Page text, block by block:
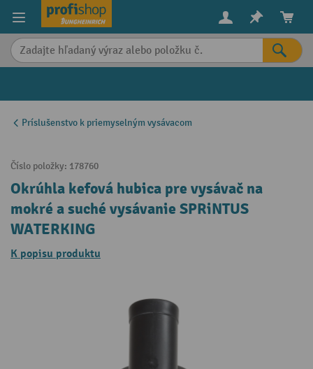
content
Príslušenstvo k priemyselným vysávacom
Číslo položky: 178760
Okrúhla kefová hubica pre vysávač na
mokré a suché vysávanie SPRiNTUS
WATERKING
K popisu produktu